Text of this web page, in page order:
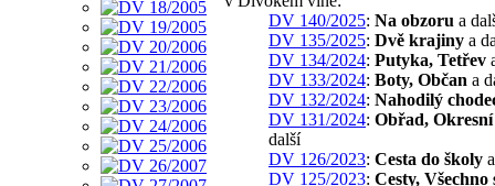
DV 140/2025: Na obzoru a
DV 135/2025: Dvě krajiny a
DV 134/2024: Putyka, Tetřev
DV 133/2024: Boty, Občan a
DV 132/2024: Nahodilý
DV 131/2024: Obřad,
další
DV 126/2023: Cesta do školy
DV 125/2023: Cesty, Všechno